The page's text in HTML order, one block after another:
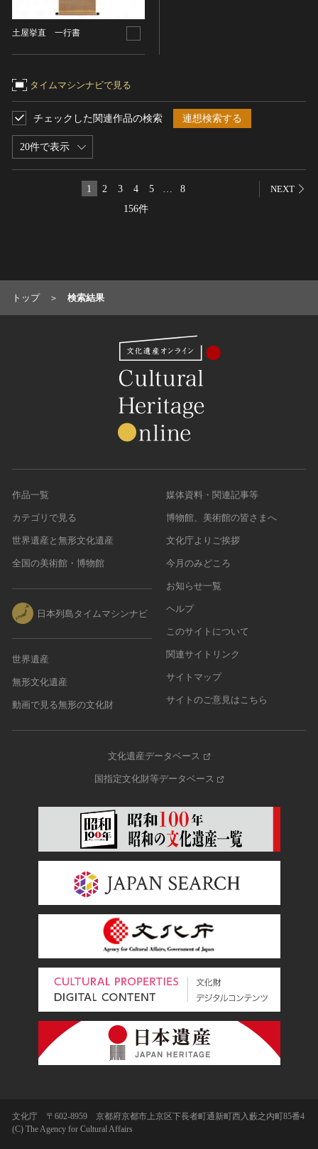
土屋挙直 一行書
タイムマシンナビで見る
20件で表示
チェックした関連作品の検索 連想検索する
156件
1 2 3 4 5 8 NEXT
トップ 検索結果
作品一覧
カテゴリで見る
世界遺産と無形文化遺産
全国の美術館・博物館
日本列島タイムマシンナビ
世界遺産
無形文化遺産
動画で見る無形の文化財
媒体資料・関連記事等
博物館、美術館の皆さまへ
文化庁よりご挨拶
今月のみどころ
お知らせ一覧
ヘルプ
このサイトについて
関連サイトリンク
サイトマップ
サイトのご意見はこちら
文化遺産データベース
国指定文化財等データベース
文化庁 〒602-8959 京都府京都市上京区下長者町通新町西入藪之内町85番4
(C) The Agency for Cultural Affairs